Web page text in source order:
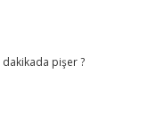
dakikada pişer ?